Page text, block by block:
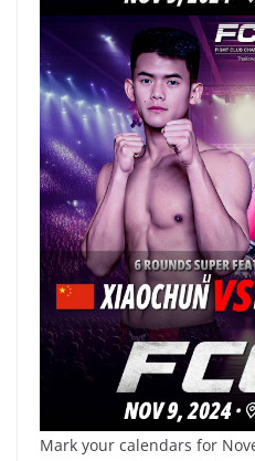
Mark your calendars for